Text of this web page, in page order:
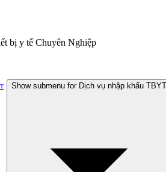
bị y tế Chuyên Nghiệp
Show submenu for Dịch vụ nhập khẩu TBYT